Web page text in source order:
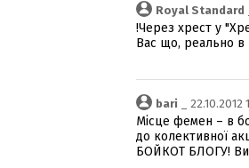
Royal Standard
!Через хрест у
Вас що, реально в
bari _ 22.10.2012
Місце фемен – в
до колективної
БОЙКОТ БЛОГУ!